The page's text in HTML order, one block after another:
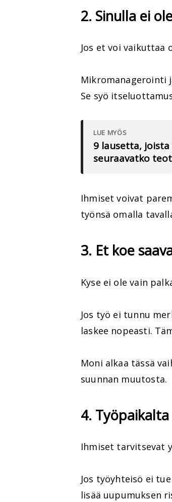
2. Sinulla ei
Jos et voi vaikuttaa
Mikromanagerointi
Se syö
LUE MYÖS
9 lausetta,
seuraavatko
Ihmiset voivat
työnsä omalla
3. Et koe
Kyse ei ole vain
Jos työ ei tunnu
laskee nopeasti.
Moni alkaa tässä
suunnan muutosta.
4.
Ihmiset tarvitsevat
Jos työyhteisö ei
lisää uupumuksen